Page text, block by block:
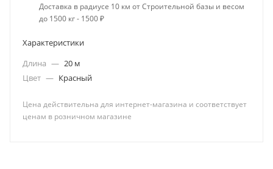
Доставка в радиусе 10 км от Строительной базы и весом
до 1500 кг - 1500 ₽
Характеристики
Длина — 20 м
Цвет — Красный
Цена действительна для интернет-магазина и соответствует
ценам в розничном магазине